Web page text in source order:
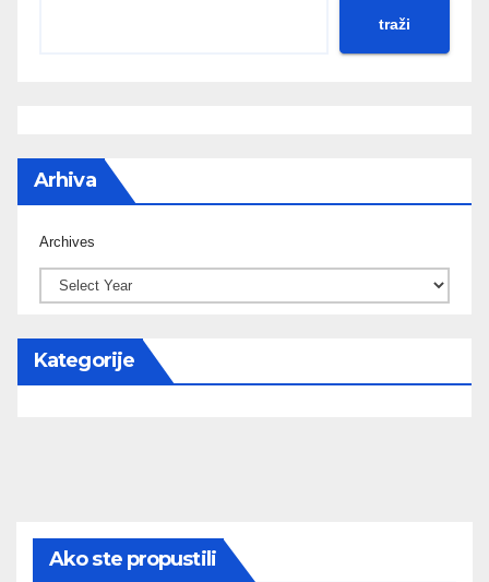
traži
Arhiva
Archives
Kategorije
Ako ste propustili